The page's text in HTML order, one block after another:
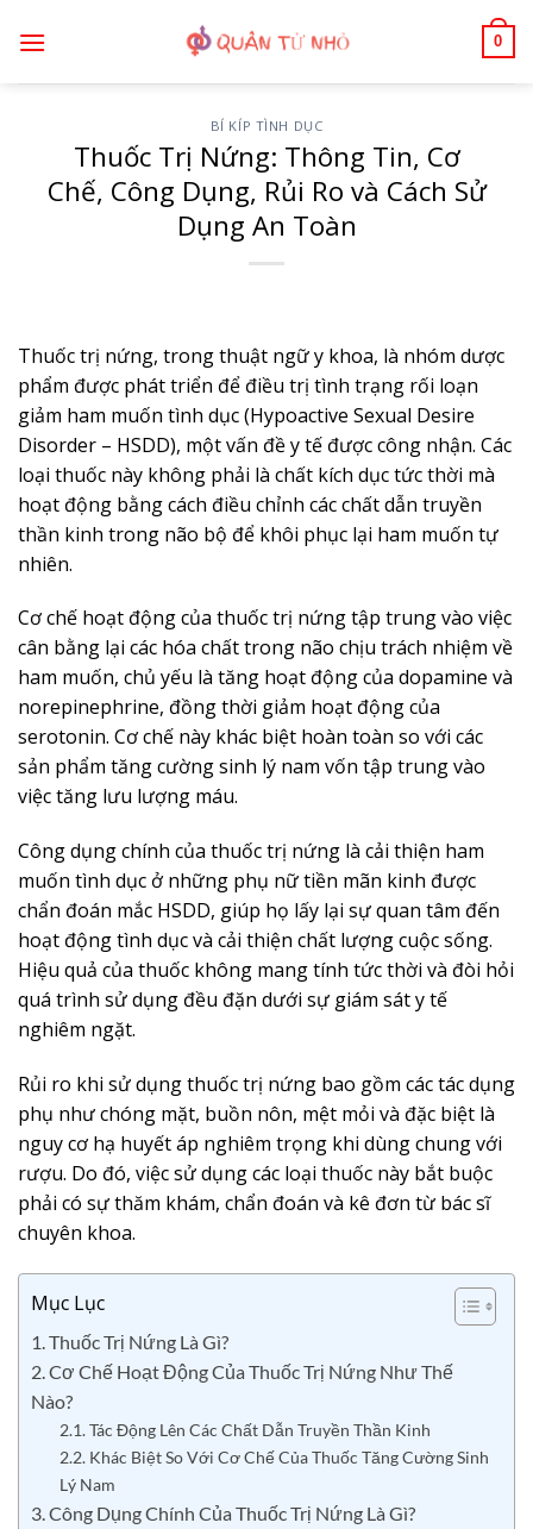
qua
0
BÍ KÍP TÌNH DỤC
Thuốc Trị Nứng: Thông Tin, Cơ
Chế, Công Dụng, Rủi Ro và Cách Sử
Dụng An Toàn
Thuốc trị nứng, trong thuật ngữ y khoa, là nhóm dược
phẩm được phát triển để điều trị tình trạng rối loạn
giảm ham muốn tình dục (Hypoactive Sexual Desire
Disorder – HSDD), một vấn đề y tế được công nhận. Các
loại thuốc này không phải là chất kích dục tức thời mà
hoạt động bằng cách điều chỉnh các chất dẫn truyền
thần kinh trong não bộ để khôi phục lại ham muốn tự
nhiên.
Cơ chế hoạt động của thuốc trị nứng tập trung vào việc
cân bằng lại các hóa chất trong não chịu trách nhiệm về
ham muốn, chủ yếu là tăng hoạt động của dopamine và
norepinephrine, đồng thời giảm hoạt động của
serotonin. Cơ chế này khác biệt hoàn toàn so với các
sản phẩm tăng cường sinh lý nam vốn tập trung vào
việc tăng lưu lượng máu.
Công dụng chính của thuốc trị nứng là cải thiện ham
muốn tình dục ở những phụ nữ tiền mãn kinh được
chẩn đoán mắc HSDD, giúp họ lấy lại sự quan tâm đến
hoạt động tình dục và cải thiện chất lượng cuộc sống.
Hiệu quả của thuốc không mang tính tức thời và đòi hỏi
quá trình sử dụng đều đặn dưới sự giám sát y tế
nghiêm ngặt.
Rủi ro khi sử dụng thuốc trị nứng bao gồm các tác dụng
phụ như chóng mặt, buồn nôn, mệt mỏi và đặc biệt là
nguy cơ hạ huyết áp nghiêm trọng khi dùng chung với
rượu. Do đó, việc sử dụng các loại thuốc này bắt buộc
phải có sự thăm khám, chẩn đoán và kê đơn từ bác sĩ
chuyên khoa.
Mục Lục
1. Thuốc Trị Nứng Là Gì?
2. Cơ Chế Hoạt Động Của Thuốc Trị Nứng Như Thế
Nào?
2.1. Tác Động Lên Các Chất Dẫn Truyền Thần Kinh
2.2. Khác Biệt So Với Cơ Chế Của Thuốc Tăng Cường Sinh
Lý Nam
3. Công Dụng Chính Của Thuốc Trị Nứng Là Gì?